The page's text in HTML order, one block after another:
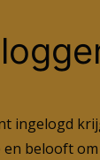
ingelogd
en belooft